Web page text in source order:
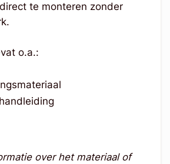
te monteren zonder
o.a.:
over het materiaal of